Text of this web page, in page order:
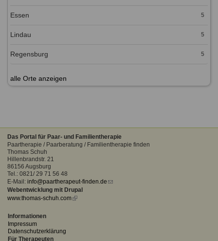
Essen 5
Lindau 5
Regensburg 5
alle Orte anzeigen
Das Portal für Paar- und Familientherapie
Paartherapie / Paarberatung / Familientherapie finden
Thomas Schuh
Hillenbrandstr. 21
86156 Augsburg
Tel.: 0821/ 29 71 56 48
E-Mail: info@paartherapeut-finden.de (link
Webentwicklung mit Drupal
www.thomas-schuh.com(link
Informationen
Impressum
Datenschutzerklärung
Für Therapeuten